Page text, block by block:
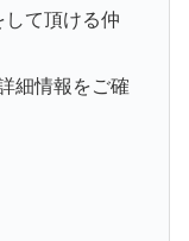
して頂ける仲
細情報をご確